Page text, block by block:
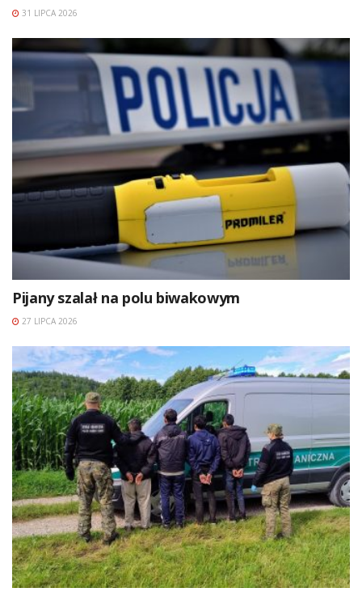
31 LIPCA 2026
Pijany szalał na polu biwakowym
27 LIPCA 2026